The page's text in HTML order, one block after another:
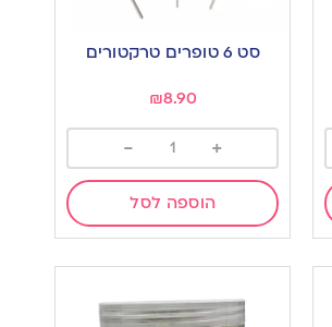
סט 6 טופרים טרקטורים
₪8.90
+
-
הוספה לסל